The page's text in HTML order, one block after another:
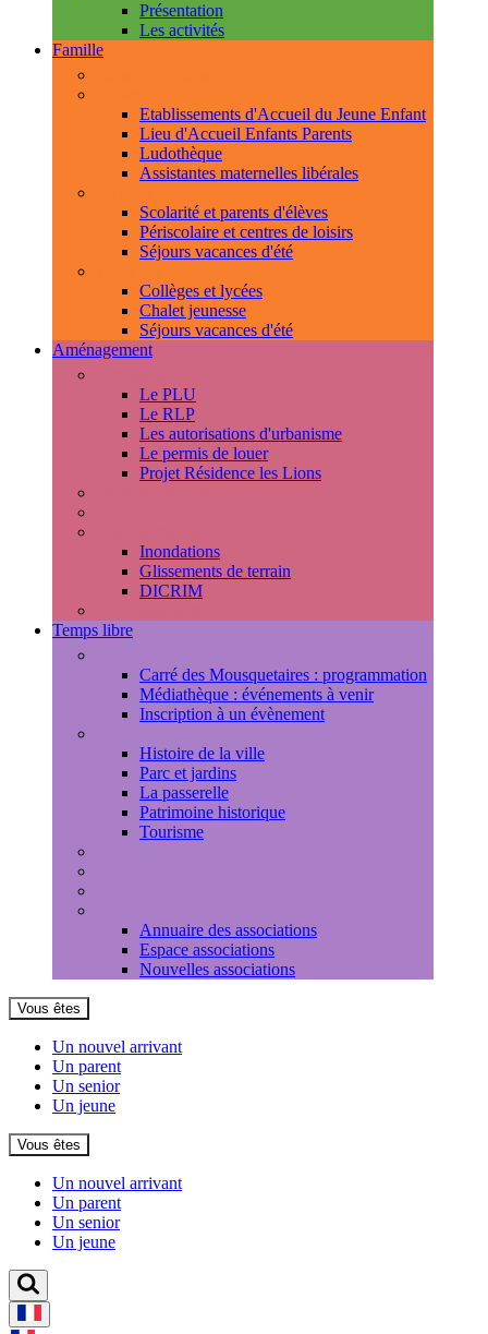
Présentation
Les activités
Famille
Etablissements d'Accueil du Jeune Enfant
Lieu d'Accueil Enfants Parents
Ludothèque
Assistantes maternelles libérales
Scolarité et parents d'élèves
Périscolaire et centres de loisirs
Séjours vacances d'été
Collèges et lycées
Chalet jeunesse
Séjours vacances d'été
Aménagement
Le PLU
Le RLP
Les autorisations d'urbanisme
Le permis de louer
Projet Résidence les Lions
Inondations
Glissements de terrain
DICRIM
Temps libre
Carré des Mousquetaires : programmation
Médiathèque : événements à venir
Inscription à un évènement
Histoire de la ville
Parc et jardins
La passerelle
Patrimoine historique
Tourisme
Annuaire des associations
Espace associations
Nouvelles associations
Vous êtes
Un nouvel arrivant
Un parent
Un senior
Un jeune
Vous êtes
Un nouvel arrivant
Un parent
Un senior
Un jeune